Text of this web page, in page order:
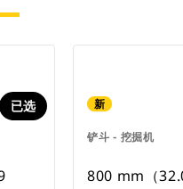
已选 新
铲斗 - 挖掘机
800 mm（